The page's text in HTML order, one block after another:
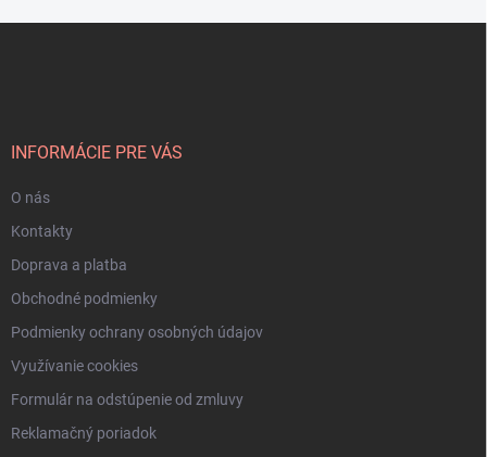
INFORMÁCIE PRE VÁS
O nás
Kontakty
Doprava a platba
Obchodné podmienky
Podmienky ochrany osobných údajov
Využívanie cookies
Formulár na odstúpenie od zmluvy
Reklamačný poriadok